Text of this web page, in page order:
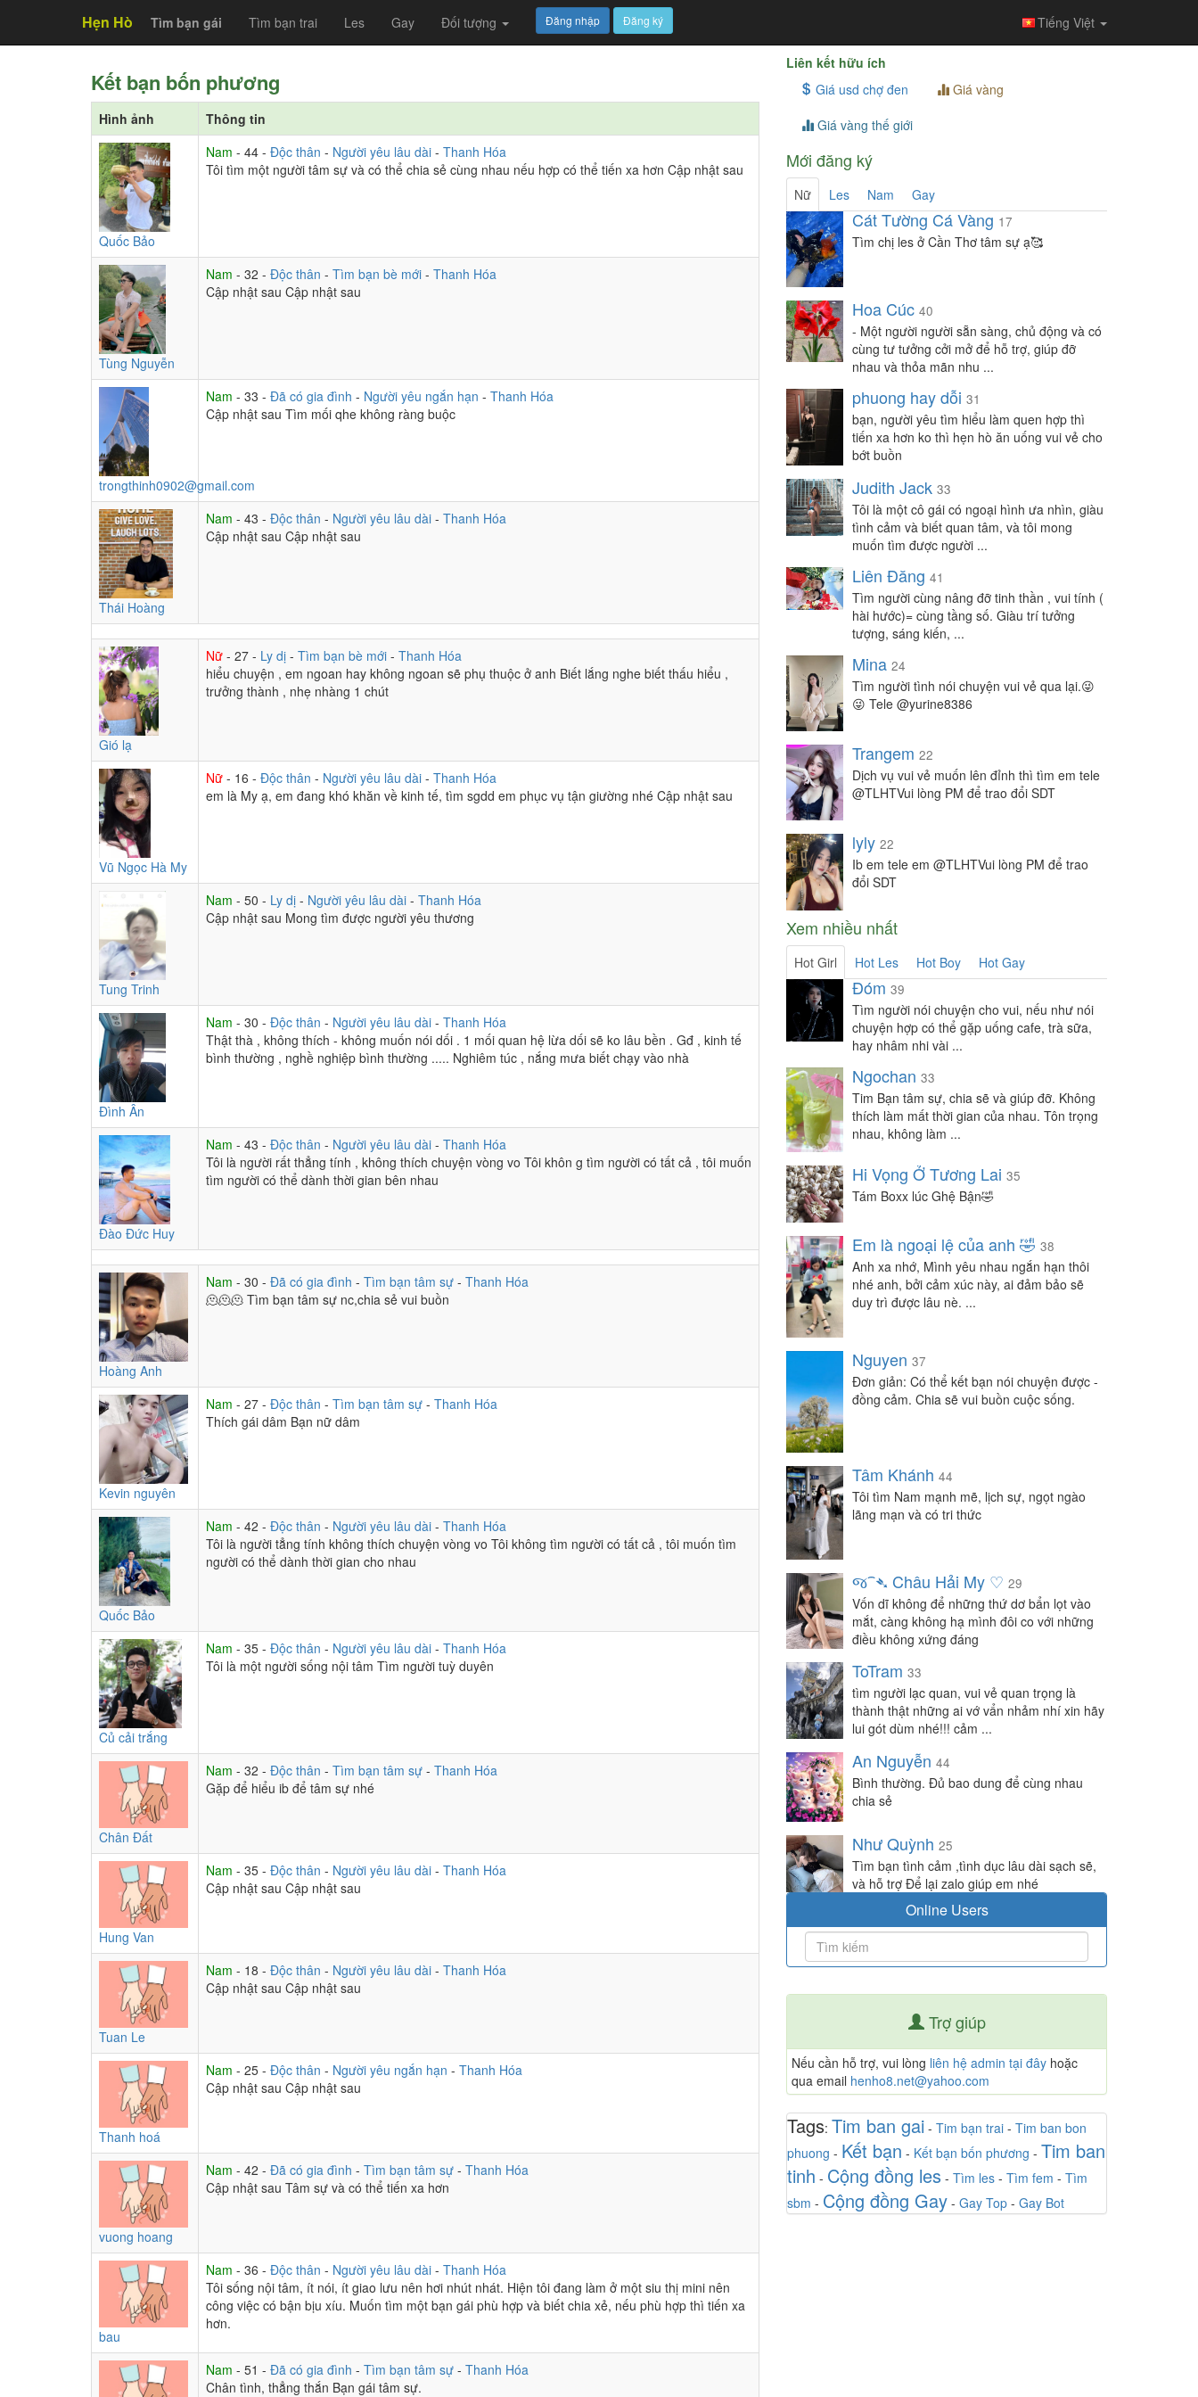
Hẹn Hò Tìm bạn gái Tìm bạn trai Les Gay Đối tượng Đăng nhập Đăng ký Tiếng Việt
Kết bạn bốn phương
Hình ảnh Thông tin
Quốc Bảo
Nam - 44 - Độc thân - Người yêu lâu dài - Thanh Hóa
Tôi tìm một người tâm sự và có thể chia sẻ cùng nhau nếu hợp có thể tiến xa hơn Cập nhật sau
Tùng Nguyễn
Nam - 32 - Độc thân - Tìm bạn bè mới - Thanh Hóa
Cập nhật sau Cập nhật sau
trongthinh0902@gmail.com
Nam - 33 - Đã có gia đình - Người yêu ngắn hạn - Thanh Hóa
Cập nhật sau Tìm mối qhe không ràng buộc
Thái Hoàng
Nam - 43 - Độc thân - Người yêu lâu dài - Thanh Hóa
Cập nhật sau Cập nhật sau
Gió lạ
Nữ - 27 - Ly dị - Tìm bạn bè mới - Thanh Hóa
hiểu chuyện , em ngoan hay không ngoan sẽ phụ thuộc ở anh Biết lắng nghe biết thấu hiểu ,
trưởng thành , nhẹ nhàng 1 chút
Vũ Ngọc Hà My
Nữ - 16 - Độc thân - Người yêu lâu dài - Thanh Hóa
em là My ạ, em đang khó khăn về kinh tế, tìm sgdd em phục vụ tận giường nhé Cập nhật sau
Tung Trinh
Nam - 50 - Ly dị - Người yêu lâu dài - Thanh Hóa
Cập nhật sau Mong tìm được người yêu thương
Đình Ân
Nam - 30 - Độc thân - Người yêu lâu dài - Thanh Hóa
Thật thà , không thích - không muốn nói dối . 1 mối quan hệ lừa dối sẽ ko lâu bền . Gđ , kinh tế
bình thường , nghề nghiệp bình thường ..... Nghiêm túc , nắng mưa biết chạy vào nhà
Đào Đức Huy
Nam - 43 - Độc thân - Người yêu lâu dài - Thanh Hóa
Tôi là người rất thẳng tính , không thích chuyện vòng vo Tôi khôn g tìm người có tất cả , tôi muốn
tìm người có thể dành thời gian bên nhau
Hoàng Anh
Nam - 30 - Đã có gia đình - Tìm bạn tâm sự - Thanh Hóa
🫠🫠🫠 Tìm bạn tâm sự nc,chia sẻ vui buồn
Kevin nguyên
Nam - 27 - Độc thân - Tìm bạn tâm sự - Thanh Hóa
Thích gái dâm Bạn nữ dâm
Quốc Bảo
Nam - 42 - Độc thân - Người yêu lâu dài - Thanh Hóa
Tôi là người tẳng tính không thích chuyện vòng vo Tôi không tìm người có tất cả , tôi muốn tìm
người có thể dành thời gian cho nhau
Củ cải trắng
Nam - 35 - Độc thân - Người yêu lâu dài - Thanh Hóa
Tôi là một người sống nội tâm Tìm người tuỳ duyên
Chân Đất
Nam - 32 - Độc thân - Tìm bạn tâm sự - Thanh Hóa
Gặp để hiểu ib để tâm sự nhé
Hung Van
Nam - 35 - Độc thân - Người yêu lâu dài - Thanh Hóa
Cập nhật sau Cập nhật sau
Tuan Le
Nam - 18 - Độc thân - Người yêu lâu dài - Thanh Hóa
Cập nhật sau Cập nhật sau
Thanh hoá
Nam - 25 - Độc thân - Người yêu ngắn hạn - Thanh Hóa
Cập nhật sau Cập nhật sau
vuong hoang
Nam - 42 - Đã có gia đình - Tìm bạn tâm sự - Thanh Hóa
Cập nhật sau Tâm sự và có thể tiến xa hơn
bau
Nam - 36 - Độc thân - Người yêu lâu dài - Thanh Hóa
Tôi sống nội tâm, ít nói, ít giao lưu nên hơi nhút nhát. Hiện tôi đang làm ở một siu thị mini nên
công việc có bận bịu xíu. Muốn tìm một bạn gái phù hợp và biết chia xẻ, nếu phù hợp thì tiến xa
hơn.
Nam - 51 - Đã có gia đình - Tìm bạn tâm sự - Thanh Hóa
Chân tình, thẳng thắn Bạn gái tâm sự.
Liên kết hữu ích
Giá usd chợ đen
Giá vàng
Giá vàng thế giới
Mới đăng ký
Nữ Les Nam Gay
Cát Tường Cá Vàng 17
Tìm chị les ở Cần Thơ tâm sự ạ🥰
Hoa Cúc 40
- Một người người sẵn sàng, chủ động và có
cùng tư tưởng cởi mở để hỗ trợ, giúp đỡ
nhau và thỏa mãn nhu ...
phuong hay dỗi 31
bạn, người yêu tìm hiểu làm quen hợp thì
tiến xa hơn ko thì hẹn hò ăn uống vui vẻ cho
bớt buồn
Judith Jack 33
Tôi là một cô gái có ngoại hình ưa nhìn, giàu
tình cảm và biết quan tâm, và tôi mong
muốn tìm được người ...
Liên Đăng 41
Tìm người cùng nâng đỡ tinh thần , vui tính (
hài hước)= cùng tầng số. Giàu trí tưởng
tượng, sáng kiến, ...
Mina 24
Tìm người tình nói chuyện vui vẻ qua lại.😜
😜 Tele @yurine8386
Trangem 22
Dịch vụ vui vẻ muốn lên đỉnh thì tìm em tele
@TLHTVui lòng PM để trao đổi SDT
lyly 22
Ib em tele em @TLHTVui lòng PM để trao
đổi SDT
Xem nhiều nhất
Hot Girl Hot Les Hot Boy Hot Gay
Đóm 39
Tìm người nói chuyện cho vui, nếu như nói
chuyện hợp có thể gặp uống cafe, trà sữa,
hay nhâm nhi vài ...
Ngochan 33
Tim Bạn tâm sự, chia sẽ và giúp đỡ. Không
thích làm mất thời gian của nhau. Tôn trọng
nhau, không làm ...
Hi Vọng Ở Tương Lai 35
Tám Boxx lúc Ghệ Bận🤣
Em là ngoại lệ của anh 🤣 38
Anh xa nhớ, Mình yêu nhau ngắn hạn thôi
nhé anh, bởi cảm xúc này, ai đảm bảo sẽ
duy trì được lâu nè. ...
Nguyen 37
Đơn giản: Có thể kết bạn nói chuyện được -
đồng cảm. Chia sẽ vui buồn cuộc sống.
Tâm Khánh 44
Tôi tìm Nam mạnh mẽ, lịch sự, ngọt ngào
lãng mạn và có tri thức
જ⁀➴ Châu Hải My ♡ 29
Vốn dĩ không để những thứ dơ bẩn lọt vào
mắt, càng không hạ mình đôi co với những
điều không xứng đáng
ToTram 33
tìm người lạc quan, vui vẻ quan trọng là
thành thật những ai vớ vẩn nhảm nhí xin hãy
lui gót dùm nhé!!! cảm ...
An Nguyễn 44
Bình thường. Đủ bao dung để cùng nhau
chia sẻ
Như Quỳnh 25
Tìm bạn tình cảm ,tình dục lâu dài sạch sẽ,
và hỗ trợ Để lại zalo giúp em nhé
Online Users
Trợ giúp
Nếu cần hỗ trợ, vui lòng liên hệ admin tại đây hoặc
qua email henho8.net@yahoo.com
Tags: Tim ban gai - Tim bạn trai - Tim ban bon
phuong - Kết bạn - Kết bạn bốn phương - Tim ban
tinh - Cộng đồng les - Tìm les - Tìm fem - Tìm
sbm - Cộng đồng Gay - Gay Top - Gay Bot